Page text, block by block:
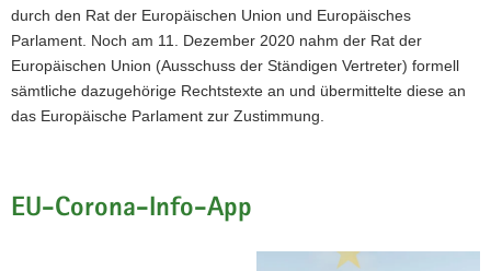
durch den Rat der Europäischen Union und Europäisches
Parlament. Noch am 11. Dezember 2020 nahm der Rat der
Europäischen Union (Ausschuss der Ständigen Vertreter) formell
sämtliche dazugehörige Rechtstexte an und übermittelte diese an
das Europäische Parlament zur Zustimmung.
EU-Corona-Info-App